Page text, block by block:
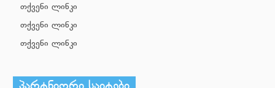
თქვენი ლინკი
თქვენი ლინკი
თქვენი ლინკი